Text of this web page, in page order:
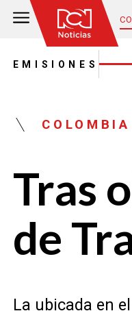
EMISIONES
COLOMBIA
Tras
de
La ubicada en